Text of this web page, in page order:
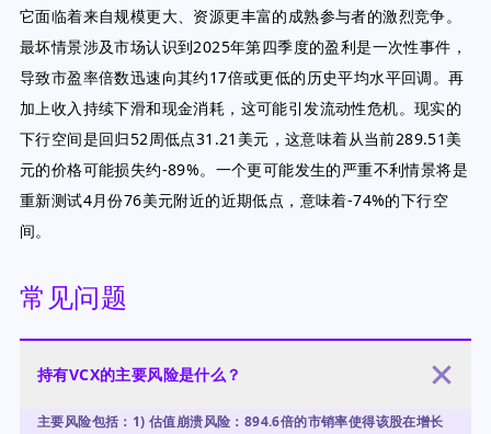
它面临着来自规模更大、资源更丰富的成熟参与者的激烈竞争。
最坏情景涉及市场认识到2025年第四季度的盈利是一次性事件，
导致市盈率倍数迅速向其约17倍或更低的历史平均水平回调。再
加上收入持续下滑和现金消耗，这可能引发流动性危机。现实的
下行空间是回归52周低点31.21美元，这意味着从当前289.51美
元的价格可能损失约-89%。一个更可能发生的严重不利情景将是
重新测试4月份76美元附近的近期低点，意味着-74%的下行空
间。
常见问题
持有VCX的主要风险是什么？
主要风险包括：1) 估值崩溃风险：894.6倍的市销率使得该股在增长